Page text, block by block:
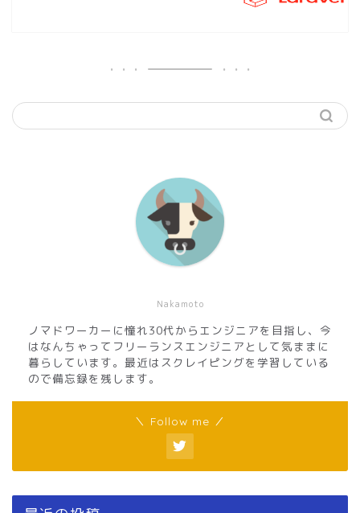
Nakamoto
ノマドワーカーに憧れ30代からエンジニアを目指し、今
はなんちゃってフリーランスエンジニアとして気ままに
暮らしています。最近はスクレイピングを学習している
ので備忘録を残します。
＼ Follow me ／